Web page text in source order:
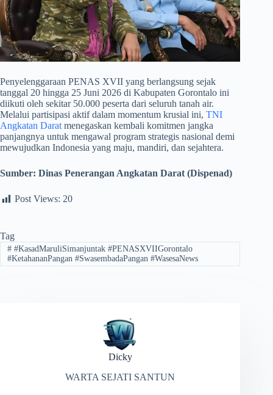
​Penyelenggaraan PENAS XVII yang berlangsung sejak
tanggal 20 hingga 25 Juni 2026 di Kabupaten Gorontalo ini
diikuti oleh sekitar 50.000 peserta dari seluruh tanah air.
Melalui partisipasi aktif dalam momentum krusial ini, TNI
Angkatan Daratmenegaskan kembali komitmen jangka
panjangnya untuk mengawal program strategis nasional demi
mewujudkan Indonesia yang maju, mandiri, dan sejahtera.
Sumber: Dinas Penerangan Angkatan Darat (Dispenad)
Post Views: 20
Tag
##KasadMaruliSimanjuntak #PENASXVIIGorontalo
#KetahananPangan #SwasembadaPangan #WasesaNews
Dicky
WARTA SEJATI SANTUN